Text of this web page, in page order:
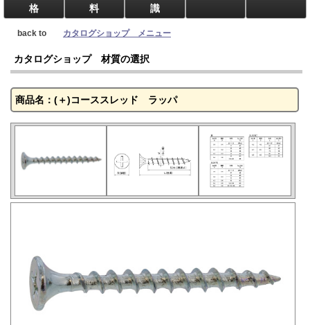
格
料
識
back to カタログショップ メニュー
カタログショップ 材質の選択
商品名：(＋)コーススレッド ラッパ